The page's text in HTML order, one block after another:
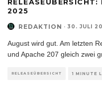
2025
REDAKTION · 30. JULI
August wird gut. Am letzten
und Apache 207 gleich zwei
RELEASEÜBERSICHT 1 MINUTE